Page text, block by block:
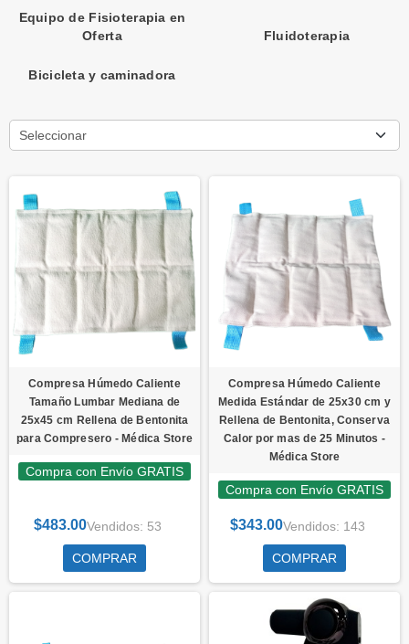
Equipo de Fisioterapia en
Oferta
Fluidoterapia
Bicicleta y caminadora
Seleccionar
Compresa Húmedo Caliente
Tamaño Lumbar Mediana de
25x45 cm Rellena de Bentonita
para Compresero - Médica Store
Compra con Envío GRATIS
Vendidos: 53
$483.00
COMPRAR
Compresa Húmedo Caliente
Medida Estándar de 25x30 cm y
Rellena de Bentonita, Conserva
Calor por mas de 25 Minutos -
Médica Store
Compra con Envío GRATIS
Vendidos: 143
$343.00
COMPRAR